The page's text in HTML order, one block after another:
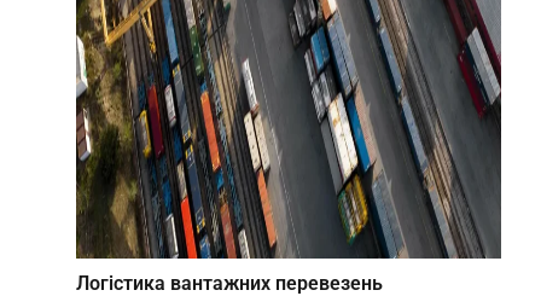
Логістика вантажних перевезень